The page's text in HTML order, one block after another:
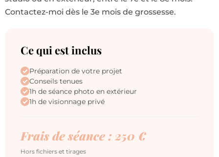
Contactez-moi dès le 3e mois de grossesse.
Ce qui est inclus
Préparation de votre projet
Conseils tenues
1h de séance photo en extérieur
1h de visionnage privé
Frais de séance : 250 €
Hors fichiers et tirages